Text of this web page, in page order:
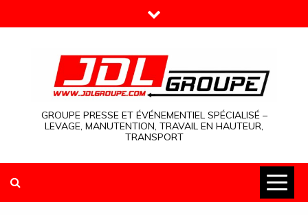
to
GROUPE PRESSE ET ÉVÉNEMENTIEL SPÉCIALISÉ –
LEVAGE, MANUTENTION, TRAVAIL EN HAUTEUR,
TRANSPORT